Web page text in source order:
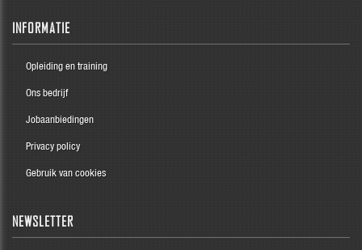
INFORMATIE
Opleiding en training
Ons bedrijf
Jobaanbiedingen
Privacy policy
Gebruik van cookies
NEWSLETTER